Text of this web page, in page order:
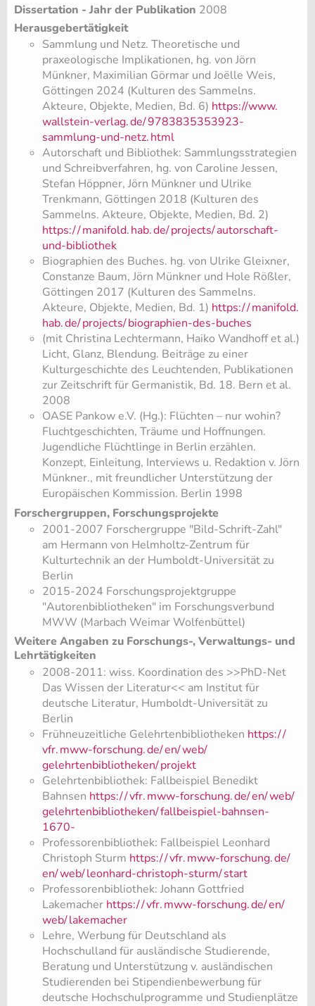
Dissertation - Jahr der Publikation 2008
Herausgebertätigkeit
Sammlung und Netz. Theoretische und
praxeologische Implikationen, hg. von Jörn
Münkner, Maximilian Görmar und Joëlle Weis,
Göttingen 2024 (Kulturen des Sammelns.
Akteure, Objekte, Medien, Bd. 6) https://www.
wallstein-verlag.de/9783835353923-
sammlung-und-netz.html
Autorschaft und Bibliothek: Sammlungsstrategien
und Schreibverfahren, hg. von Caroline Jessen,
Stefan Höppner, Jörn Münkner und Ulrike
Trenkmann, Göttingen 2018 (Kulturen des
Sammelns. Akteure, Objekte, Medien, Bd. 2)
https://manifold.hab.de/projects/autorschaft-
und-bibliothek
Biographien des Buches. hg. von Ulrike Gleixner,
Constanze Baum, Jörn Münkner und Hole Rößler,
Göttingen 2017 (Kulturen des Sammelns.
Akteure, Objekte, Medien, Bd. 1) https://manifold.
hab.de/projects/biographien-des-buches
(mit Christina Lechtermann, Haiko Wandhoff et al.)
Licht, Glanz, Blendung. Beiträge zu einer
Kulturgeschichte des Leuchtenden, Publikationen
zur Zeitschrift für Germanistik, Bd. 18. Bern et al.
2008
OASE Pankow e.V. (Hg.): Flüchten – nur wohin?
Fluchtgeschichten, Träume und Hoffnungen.
Jugendliche Flüchtlinge in Berlin erzählen.
Konzept, Einleitung, Interviews u. Redaktion v. Jörn
Münkner., mit freundlicher Unterstützung der
Europäischen Kommission. Berlin 1998
Forschergruppen, Forschungsprojekte
2001-2007 Forschergruppe "Bild-Schrift-Zahl"
am Hermann von Helmholtz-Zentrum für
Kulturtechnik an der Humboldt-Universität zu
Berlin
2015-2024 Forschungsprojektgruppe
"Autorenbibliotheken" im Forschungsverbund
MWW (Marbach Weimar Wolfenbüttel)
Weitere Angaben zu Forschungs-, Verwaltungs- und
Lehrtätigkeiten
2008-2011: wiss. Koordination des >>PhD-Net
Das Wissen der Literatur<< am Institut für
deutsche Literatur, Humboldt-Universität zu
Berlin
Frühneuzeitliche Gelehrtenbibliotheken https://
vfr.mww-forschung.de/en/web/
gelehrtenbibliotheken/projekt
Gelehrtenbibliothek: Fallbeispiel Benedikt
Bahnsen https://vfr.mww-forschung.de/en/web/
gelehrtenbibliotheken/fallbeispiel-bahnsen-
1670-
Professorenbibliothek: Fallbeispiel Leonhard
Christoph Sturm https://vfr.mww-forschung.de/
en/web/leonhard-christoph-sturm/start
Professorenbibliothek: Johann Gottfried
Lakemacher https://vfr.mww-forschung.de/en/
web/lakemacher
Lehre, Werbung für Deutschland als
Hochschulland für ausländische Studierende,
Beratung und Unterstützung v. ausländischen
Studierenden bei Stipendienbewerbung für
deutsche Hochschulprogramme und Studienplätze